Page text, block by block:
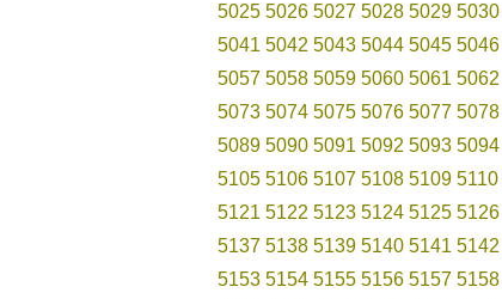
5025 5026 5027 5028 5029 5030
5041 5042 5043 5044 5045 5046
5057 5058 5059 5060 5061 5062
5073 5074 5075 5076 5077 5078
5089 5090 5091 5092 5093 5094
5105 5106 5107 5108 5109 5110
5121 5122 5123 5124 5125 5126
5137 5138 5139 5140 5141 5142
5153 5154 5155 5156 5157 5158